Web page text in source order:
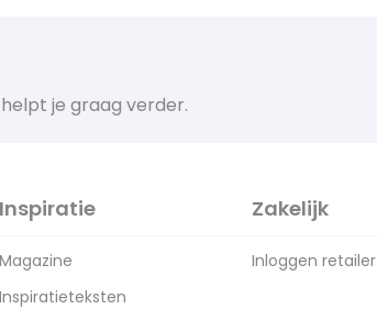
helpt je graag verder.
Inspiratie
Magazine
Inspiratieteksten
Zakelijk
Inloggen retailer